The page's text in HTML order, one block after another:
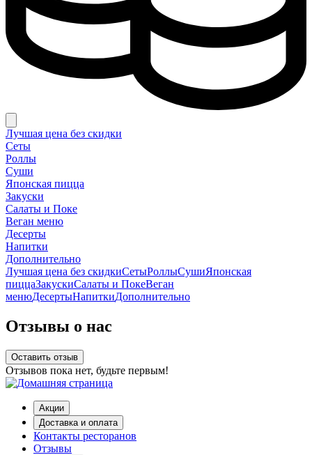
Лучшая цена без скидки
Сеты
Роллы
Суши
Японская пицца
Закуски
Салаты и Поке
Веган меню
Десерты
Напитки
Дополнительно
Лучшая цена без скидкиСетыРоллыСушиЯпонская
пиццаЗакускиСалаты и ПокеВеган
менюДесертыНапиткиДополнительно
Отзывы о нас
Оставить отзыв
Отзывов пока нет, будьте первым!
Акции
Доставка и оплата
Контакты ресторанов
Отзывы